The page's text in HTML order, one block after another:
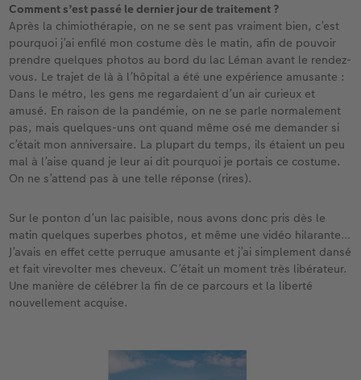
Comment s’est passé le dernier jour de traitement ?
Après la chimiothérapie, on ne se sent pas vraiment bien, c’est
pourquoi j’ai enfilé mon costume dès le matin, afin de pouvoir
prendre quelques photos au bord du lac Léman avant le rendez-
vous. Le trajet de là à l’hôpital a été une expérience amusante :
Dans le métro, les gens me regardaient d’un air curieux et
amusé. En raison de la pandémie, on ne se parle normalement
pas, mais quelques-uns ont quand même osé me demander si
c’était mon anniversaire. La plupart du temps, ils étaient un peu
mal à l’aise quand je leur ai dit pourquoi je portais ce costume.
On ne s’attend pas à une telle réponse (rires).
Sur le ponton d’un lac paisible, nous avons donc pris dès le
matin quelques superbes photos, et même une vidéo hilarante…
J’avais en effet cette perruque amusante et j’ai simplement dansé
et fait virevolter mes cheveux. C’était un moment très libérateur.
Une manière de célébrer la fin de ce parcours et la liberté
nouvellement acquise.